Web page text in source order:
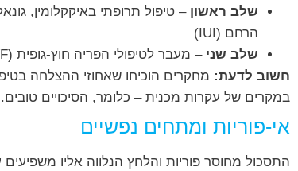
שלב ראשון
הרחם (IUI)
שלב שני – מעבר לטיפולי הפריה חוץ-גופית (IVF) כאשר הטיפולים הראשוניים אינם מניבים תוצאות
חשוב לדעת:
במקרים של עקרות מכנית – כלומר, הסיכויים טובים.
אי-פוריות ומתחים נפשיים
התסכול מחוסר פוריות והלחץ הנלווה אליו משפיעים